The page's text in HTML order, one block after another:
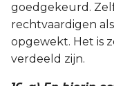
goedgekeurd.
rechtvaardigen
opgewekt. Het is
verdeeld zijn.